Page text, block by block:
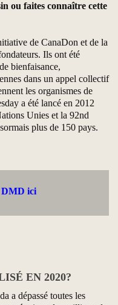
ou faites connaître cette
de CanaDon et de la
Ils ont été
bienfaisance,
dans un appel collectif
les organismes de
a été lancé en 2012
Unies et la 92nd
plus de 150 pays.
DMD ici
EN 2020?
a dépassé toutes les